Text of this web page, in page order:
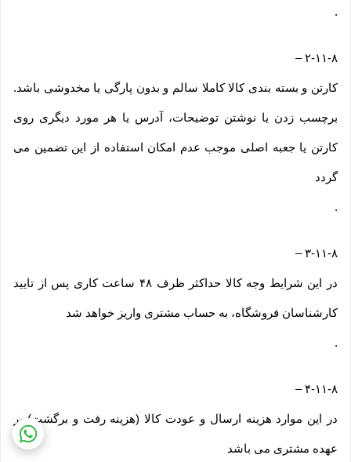
.
۲-۱۱-۸–
کارتن و بسته بندی کالا کاملا سالم و بدون پارگی یا مخدوشی باشد.
برچسب زدن یا نوشتن توضیحات، آدرس یا هر مورد دیگری روی
کارتن یا جعبه اصلی موجب عدم امکان استفاده از این تضمین می
گردد
.
۳-۱۱-۸–
در این شرایط وجه کالا حداکثر ظرف ۴۸ ساعت کاری پس از تایید
کارشناسان فروشگاه، به حساب مشتری واریز خواهد شد
.
۴-۱۱-۸–
در این موارد هزینه ارسال و عودت کالا (هزینه رفت و برگشت) بر
عهده مشتری می باشد